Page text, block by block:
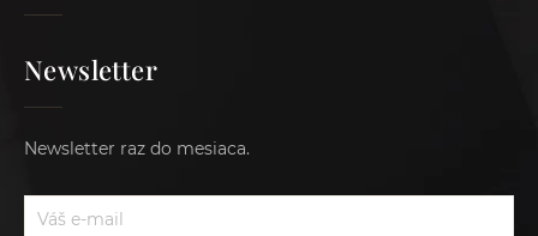
Newsletter
Newsletter raz do mesiaca.